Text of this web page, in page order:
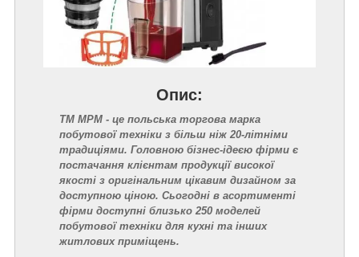
Опис:
ТМ MPM - це польська торгова марка
побутової техніки з більш ніж 20-літніми
традиціями. Головною бізнес-ідеєю фірми є
постачання клієнтам продукції високої
якості з оригінальним цікавим дизайном за
доступною ціною. Сьогодні в асортименті
фірми доступні близько 250 моделей
побутової техніки для кухні та інших
житлових приміщень.